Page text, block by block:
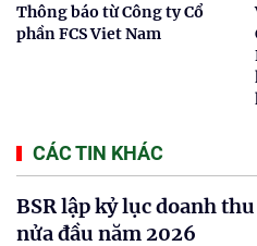
Thông báo từ Công ty Cổ
phần FCS Viet Nam
CÁC TIN KHÁC
BSR lập kỷ lục doanh
nửa đầu năm 2026